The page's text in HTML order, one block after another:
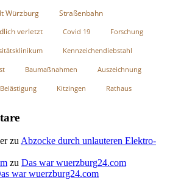
Würzburg Straßenbahn
verletzt Covid 19 Forschung
Kennzeichendiebstahl
Baumaßnahmen Auszeichnung
Kitzingen Rathaus
zu Abzocke durch unlauteren Elektro-
zu Das war wuerzburg24.com
war wuerzburg24.com